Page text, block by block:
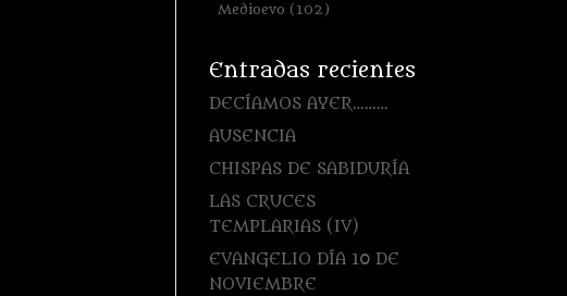
Medioevo (102)
Entradas recientes
DECÍAMOS AYER………
AUSENCIA
CHISPAS DE SABIDURÍA
LAS CRUCES
TEMPLARIAS (IV)
EVANGELIO DÍA 10 DE
NOVIEMBRE